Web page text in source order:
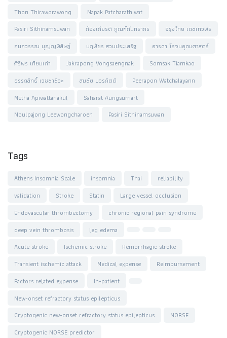
Thon Thiraworawong
Napak Patcharathiwat
Pasiri Sithinamsuwan
ก้องเกียรติ กูณฑ์กันทรากร
จรุงไทย เดชเทวพร
กนกวรรณ บุญญพิสิษฏ์
นฤพัชร สวนประเสริฐ
อารดา โรจนอุดมศาสตร์
ศิริพร เทียมเก่า
Jakrapong Vongsaengnak
Somsak Tiamkao
อรรถสิทธิ์ เวชชาชีวะ
สมชัย บวรกิตติ
Peerapon Watchalayann
Metha Apiwattanakul
Saharat Aungsumart
Noulpajong Leewongcharoen
Pasiri Sithinamsuwan
Tags
Athens Insomnia Scale insomnia Thai
reliability
validation
Stroke Statin
Large vessel occlusion
Endovascular thrombectomy
chronic regional pain syndrome
deep vein thrombosis
leg edema
Acute stroke
Ischemic stroke
Hemorrhagic stroke
Transient ischemic attack
Medical expense
Reimbursement
Factors related expense
In-patient
New-onset refractory status epilepticus
Cryptogenic new-onset refractory status epilepticus
NORSE
Cryptogenic NORSE predictor